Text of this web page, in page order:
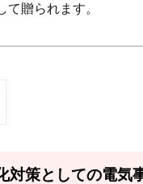
て贈られます。
対策としての電気